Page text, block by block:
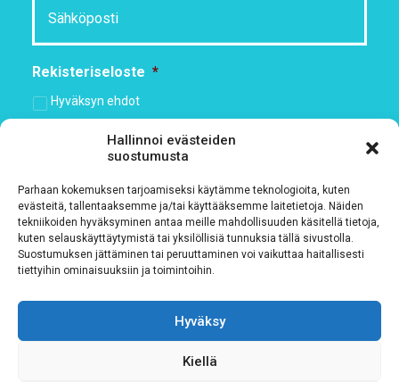
Hallinnoi evästeiden
suostumusta
Parhaan kokemuksen tarjoamiseksi käytämme teknologioita, kuten
evästeitä, tallentaaksemme ja/tai käyttääksemme laitetietoja. Näiden
tekniikoiden hyväksyminen antaa meille mahdollisuuden käsitellä tietoja,
kuten selauskäyttäytymistä tai yksilöllisiä tunnuksia tällä sivustolla.
Suostumuksen jättäminen tai peruuttaminen voi vaikuttaa haitallisesti
tiettyihin ominaisuuksiin ja toimintoihin.
Hyväksy
Kiellä
Rekisteriseloste *
Hyväksyn ehdot
Tutustu rekisteriselosteeseemmetämän linkin kautta!
CAPTCHA